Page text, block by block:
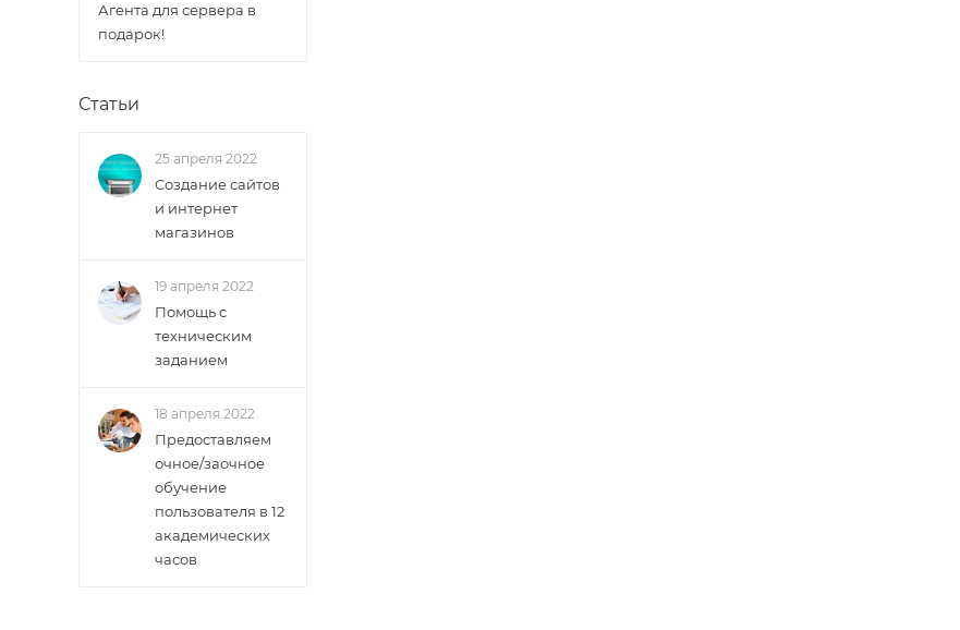
Агента для сервера в
подарок!
Статьи
25 апреля 2022
Создание сайтов
и интернет
магазинов
19 апреля 2022
Помощь с
техническим
заданием
18 апреля 2022
Предоставляем
очное/заочное
обучение
пользователя в 12
академических
часов